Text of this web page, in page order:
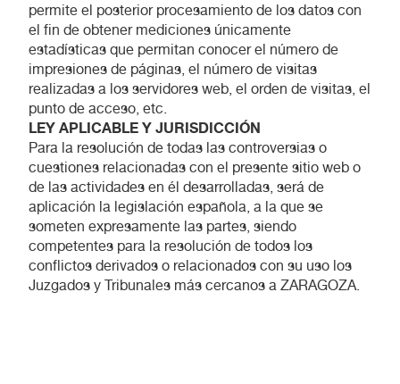
permite el posterior procesamiento de los datos con
el fin de obtener mediciones únicamente
estadísticas que permitan conocer el número de
impresiones de páginas, el número de visitas
realizadas a los servidores web, el orden de visitas, el
punto de acceso, etc.
LEY APLICABLE Y JURISDICCIÓN
Para la resolución de todas las controversias o
cuestiones relacionadas con el presente sitio web o
de las actividades en él desarrolladas, será de
aplicación la legislación española, a la que se
someten expresamente las partes, siendo
competentes para la resolución de todos los
conflictos derivados o relacionados con su uso los
Juzgados y Tribunales más cercanos a ZARAGOZA.